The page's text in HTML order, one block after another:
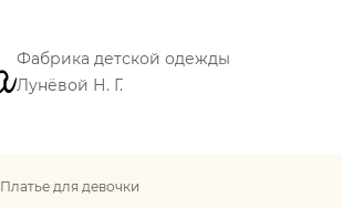
Фабрика детской одежды
Лунёвой Н. Г.
Платье для девочки